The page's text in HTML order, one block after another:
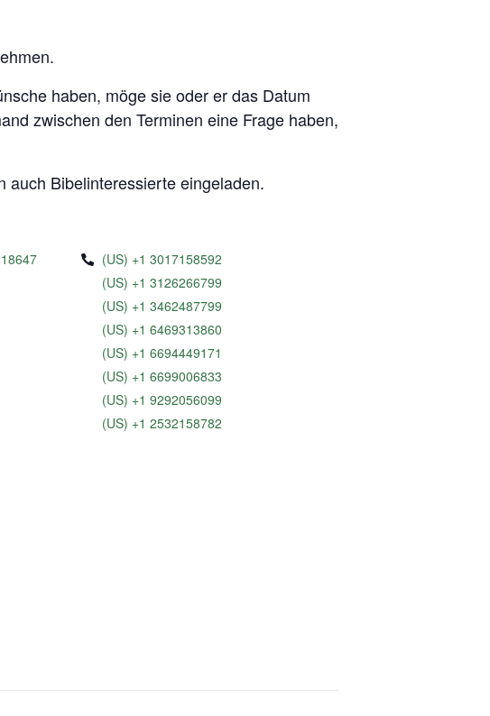
haben, möge sie oder er das Datum
zwischen den Terminen eine Frage haben,
auch Bibelinteressierte eingeladen.
(US) +1 3017158592
(US) +1 3126266799
(US) +1 3462487799
(US) +1 6469313860
(US) +1 6694449171
(US) +1 6699006833
(US) +1 9292056099
(US) +1 2532158782